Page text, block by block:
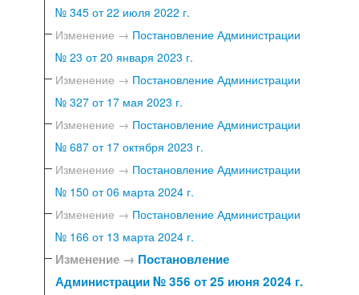
№ 345 от 22 июля 2022 г.
Изменение → Постановление Администрации
№ 23 от 20 января 2023 г.
Изменение → Постановление Администрации
№ 327 от 17 мая 2023 г.
Изменение → Постановление Администрации
№ 687 от 17 октября 2023 г.
Изменение → Постановление Администрации
№ 150 от 06 марта 2024 г.
Изменение → Постановление Администрации
№ 166 от 13 марта 2024 г.
Изменение → Постановление
Администрации № 356 от 25 июня 2024 г.